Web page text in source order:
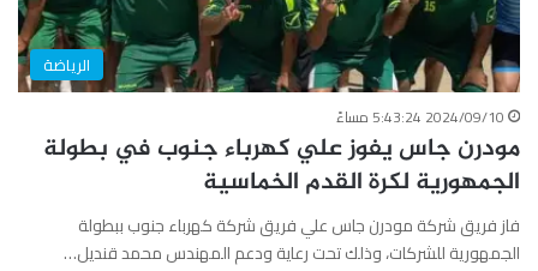
الرياضة
2024/09/10 5:43:24 مساءً
مودرن جاس يفوز علي كهرباء جنوب في بطولة
الجمهورية لكرة القدم الخماسية
فاز فريق شركة مودرن جاس علي فريق شركة كهرباء جنوب ببطولة
الجمهورية للشركات، وذلك تحت رعاية ودعم المهندس محمد قنديل…